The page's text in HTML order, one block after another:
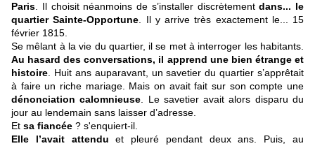
Paris . Il choisit néanmoins de s’installer discrètementdans... le
quartier Sainte-Opportune . Il y arrive très exactement le... 15
février 1815.
Se mêlant à la vie du quartier, il se met à interroger les habitants.
Au hasard des conversations, il apprend une bien étrange et
histoire . Huit ans auparavant, un savetier du quartier s’apprêtait
à faire un riche mariage. Mais on avait fait sur son compte une
dénonciation calomnieuse . Le savetier avait alors disparu du
jour au lendemain sans laisser d’adresse.
Et sa fiancée ? s'enquiert-il.
Elle l’avait attendu et pleuré pendant deux ans. Puis, au